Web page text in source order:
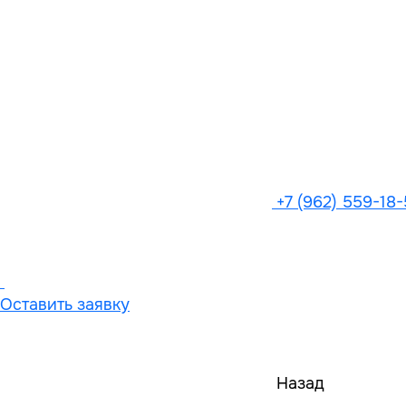
+7 (962) 559-
Оставить заявку
Назад